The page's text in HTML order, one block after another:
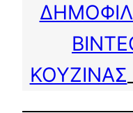
ΚΟΥΖΙΝΑΣ